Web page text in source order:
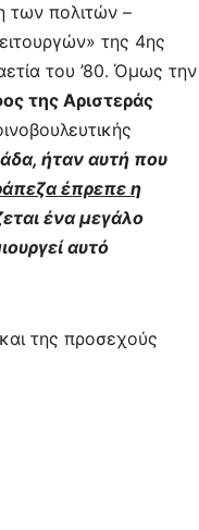
των πολιτών –
της 4ης
του ’80. Όμως την
της Αριστεράς
ήταν αυτή που
έπρεπε η
ένα μεγάλο
αυτό
της προσεχούς